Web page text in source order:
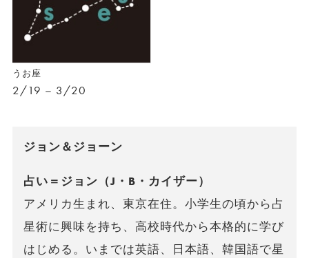
うお座
2/19 – 3/20
ジョン＆ジョーン
占い＝ジョン（J・B・カイザー）
アメリカ生まれ、東京在住。小学生の頃から占
星術に興味を持ち、高校時代から本格的に学び
はじめる。いまでは英語、日本語、韓国語で星